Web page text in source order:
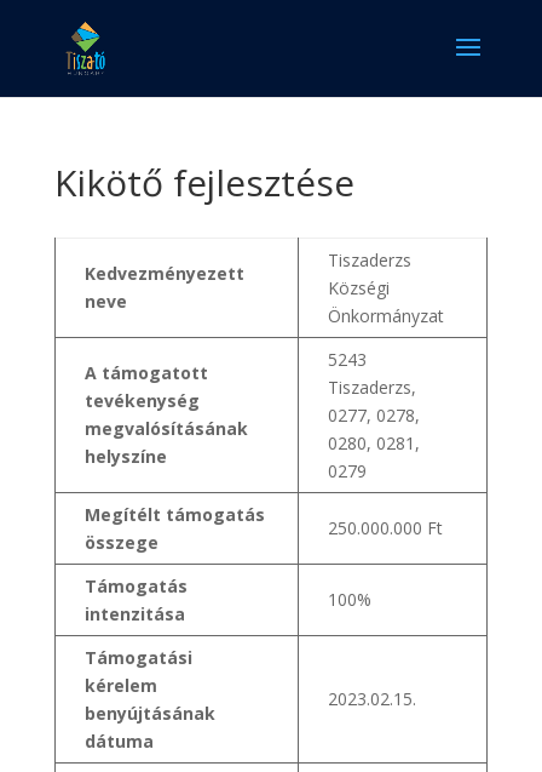
Kikötő fejlesztése
Kedvezményezett
neve
Tiszaderzs
Községi
Önkormányzat
A támogatott
tevékenység
megvalósításának
helyszíne
5243
Tiszaderzs,
0277, 0278,
0280, 0281,
0279
Megítélt támogatás
összege
250.000.000 Ft
Támogatás
intenzitása
100%
Támogatási
kérelem
benyújtásának
dátuma
2023.02.15.